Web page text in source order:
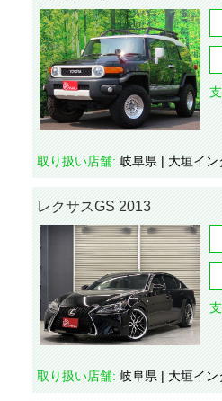
取り扱い店舗: 岐阜県 | 大垣イン
レクサスGS 2013
取り扱い店舗: 岐阜県 | 大垣イン